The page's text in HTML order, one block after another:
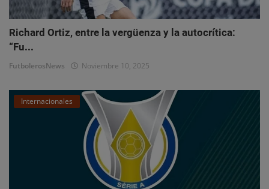
Richard Ortiz, entre la vergüenza y la autocrítica:
“Fu...
FutbolerosNews Noviembre 10, 2025
Internacionales